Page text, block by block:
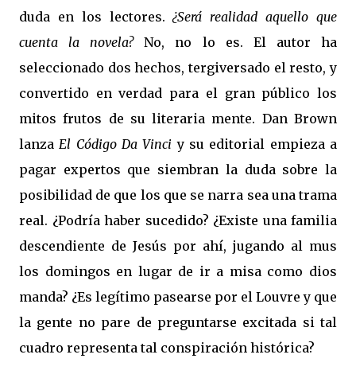
duda en los lectores.¿Será realidad aquello que
cuenta la novela?No, no lo es. El autor ha
seleccionado dos hechos, tergiversado el resto, y
convertido en verdad para el gran público los
mitos frutos de su literaria mente. Dan Brown
lanzaEl Código Da Vinci y su editorial empieza a
pagar expertos que siembran la duda sobre la
posibilidad de que los que se narra sea una trama
real. ¿Podría haber sucedido? ¿Existe una familia
descendiente de Jesús por ahí, jugando al mus
los domingos en lugar de ir a misa como dios
manda? ¿Es legítimo pasearse por el Louvre y que
la gente no pare de preguntarse excitada si tal
cuadro representa tal conspiración histórica?